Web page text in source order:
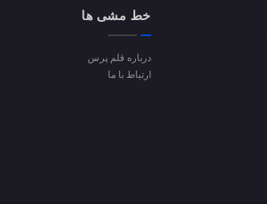
خط مشی ها
درباره قلم پرس
ارتباط با ما